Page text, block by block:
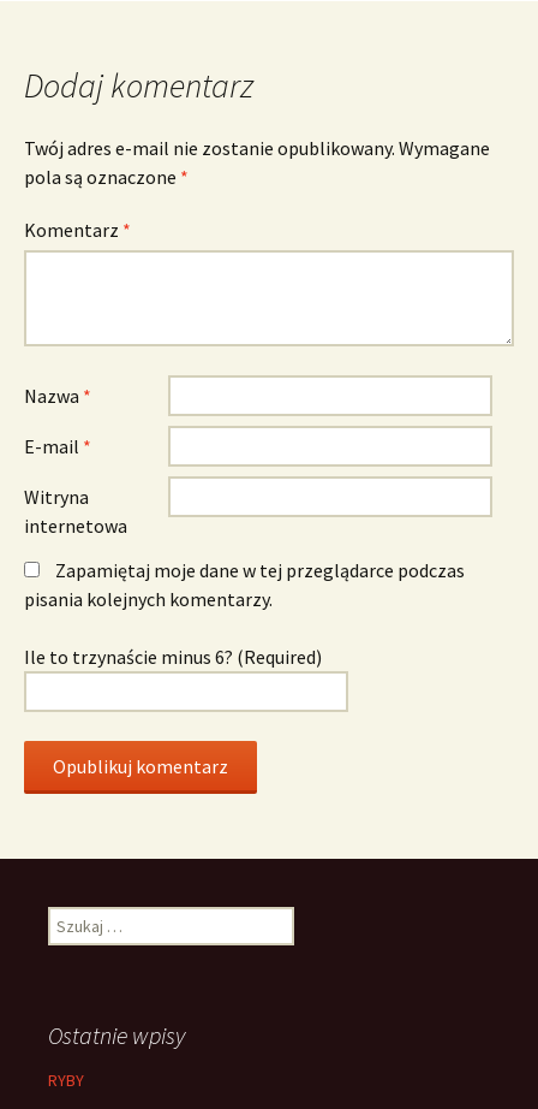
Dodaj komentarz
Twój adres e-mail nie zostanie opublikowany. Wymagane
pola są oznaczone *
Komentarz *
Nazwa *
E-mail *
Witryna
internetowa
Zapamiętaj moje dane w tej przeglądarce podczas
pisania kolejnych komentarzy.
Ile to trzynaście minus 6? (Required)
Szukaj:
Ostatnie wpisy
RYBY